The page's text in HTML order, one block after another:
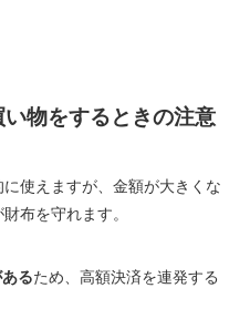
物をするときの注意
使えますが、金額が大きくな
布を守れます。
るため、高額決済を連発する